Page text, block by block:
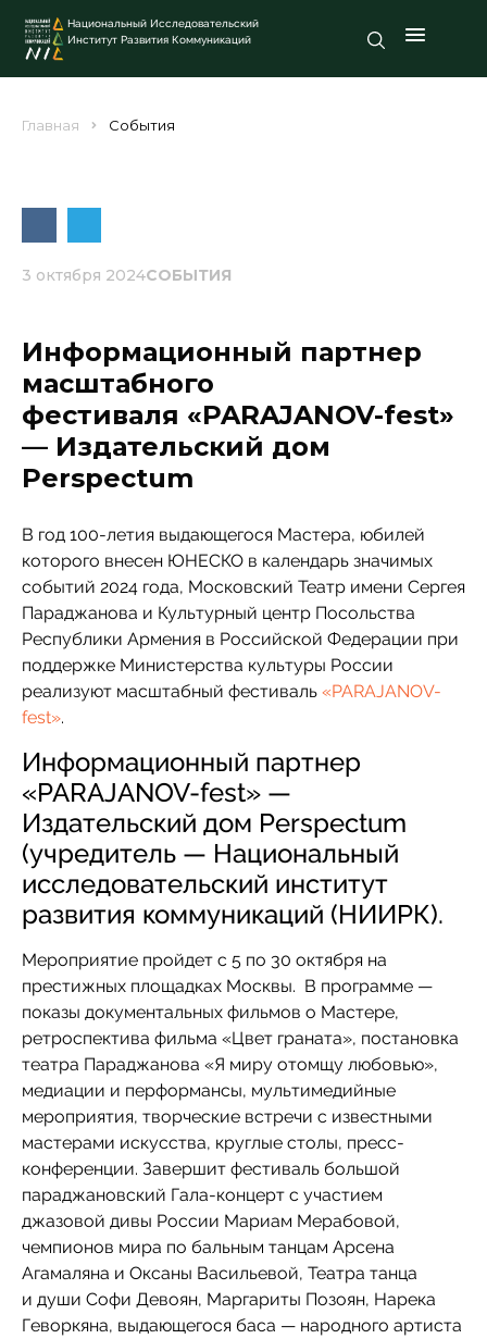
Национальный Исследовательский
Институт Развития Коммуникаций
Главная События
3 октября 2024СОБЫТИЯ
Информационный партнер
масштабного
фестиваля «PARAJANOV-fest»
— Издательский дом
Perspectum
В год 100-летия выдающегося Мастера, юбилей
которого внесен ЮНЕСКО в календарь значимых
событий 2024 года, Московский Театр имени Сергея
Параджанова и Культурный центр Посольства
Республики Армения в Российской Федерации при
поддержке Министерства культуры России
реализуют масштабный фестиваль «PARAJANOV-
fest».
Информационный партнер
«PARAJANOV-fest» —
Издательский дом Perspectum
(учредитель — Национальный
исследовательский институт
развития коммуникаций (НИИРК).
Мероприятие пройдет с 5 по 30 октября на
престижных площадках Москвы. В программе —
показы документальных фильмов о Мастере,
ретроспектива фильма «Цвет граната», постановка
театра Параджанова «Я миру отомщу любовью»,
медиации и перформансы, мультимедийные
мероприятия, творческие встречи с известными
мастерами искусства, круглые столы, пресс-
конференции. Завершит фестиваль большой
параджановский Гала-концерт с участием
джазовой дивы России Мариам Мерабовой,
чемпионов мира по бальным танцам Арсена
Агамаляна и Оксаны Васильевой, Театра танца
и души Софи Девоян, Маргариты Позоян, Нарека
Геворкяна, выдающегося баса — народного артиста